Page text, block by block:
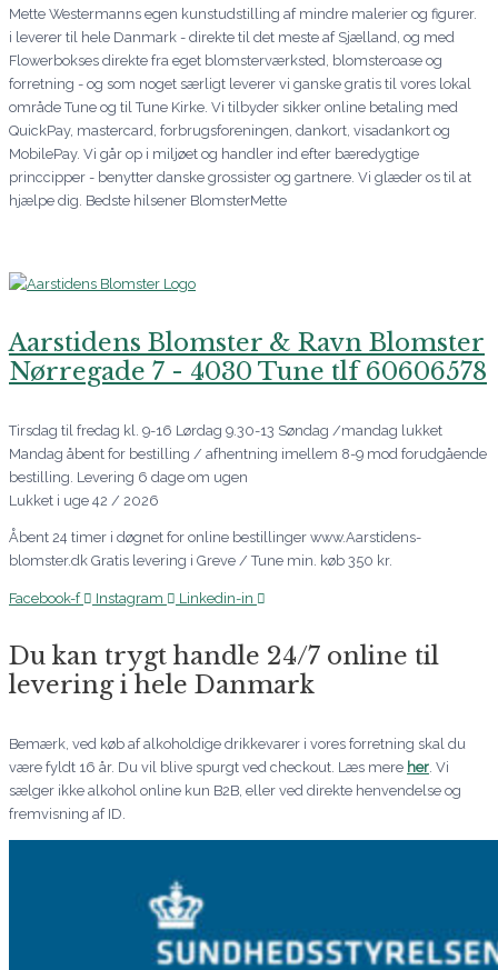
Mette Westermanns egen kunstudstilling af mindre malerier og figurer.
i leverer til hele Danmark - direkte til det meste af Sjælland, og med
Flowerbokses direkte fra eget blomsterværksted, blomsteroase og
forretning - og som noget særligt leverer vi ganske gratis til vores lokal
område Tune og til Tune Kirke. Vi tilbyder sikker online betaling med
QuickPay, mastercard, forbrugsforeningen, dankort, visadankort og
MobilePay. Vi går op i miljøet og handler ind efter bæredygtige
princcipper - benytter danske grossister og gartnere. Vi glæder os til at
hjælpe dig. Bedste hilsener BlomsterMette
Aarstidens Blomster & Ravn Blomster
Nørregade 7 - 4030 Tune tlf 60606578
Tirsdag til fredag kl. 9-16 Lørdag 9.30-13 Søndag /mandag lukket
Mandag åbent for bestilling / afhentning imellem 8-9 mod forudgående
bestilling. Levering 6 dage om ugen
Lukket i uge 42 / 2026
Åbent 24 timer i døgnet for online bestillinger www.Aarstidens-
blomster.dk Gratis levering i Greve / Tune min. køb 350 kr.
Facebook-f Instagram Linkedin-in
Du kan trygt handle 24/7 online til
levering i hele Danmark
Bemærk, ved køb af alkoholdige drikkevarer i vores forretning skal du
være fyldt 16 år. Du vil blive spurgt ved checkout. Læs mere her. Vi
sælger ikke alkohol online kun B2B, eller ved direkte henvendelse og
fremvisning af ID.